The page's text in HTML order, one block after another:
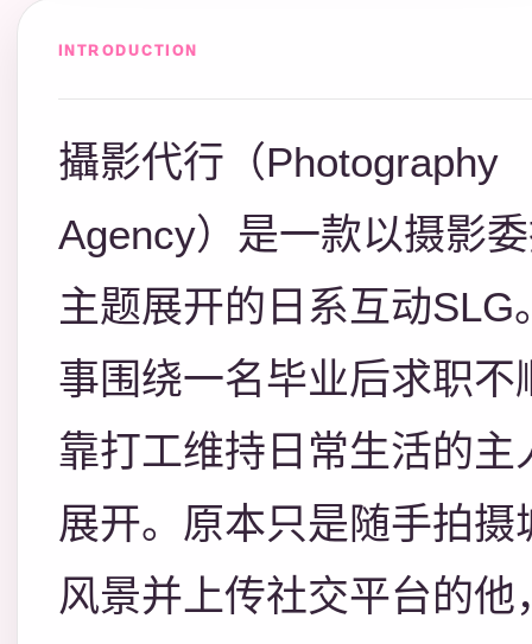
INTRODUCTION
攝影代行（Photography
Agency）是一款以摄影
主题展开的日系互动SLG
事围绕一名毕业后求职不
靠打工维持日常生活的主
展开。原本只是随手拍摄
风景并上传社交平台的他